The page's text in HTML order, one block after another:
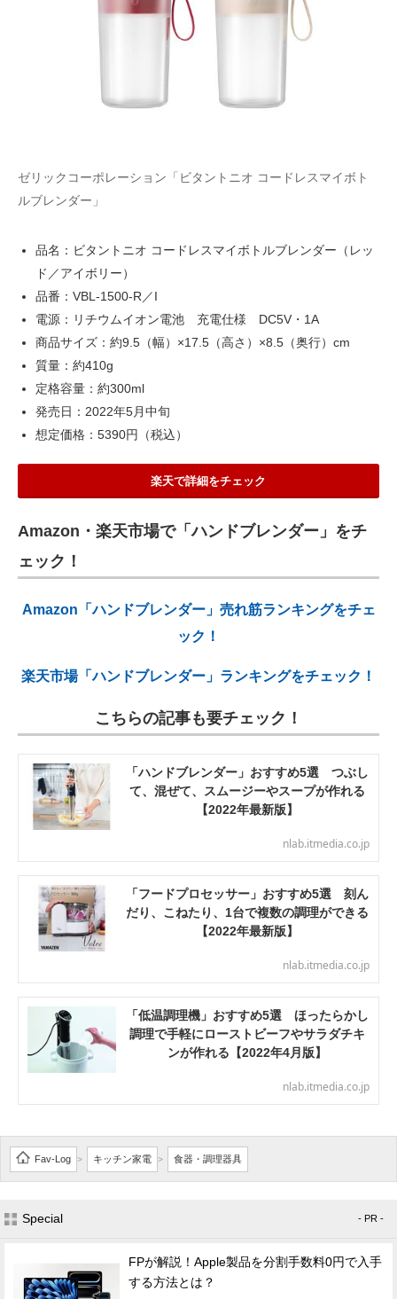
ゼリックコーポレーション「ビタントニオ コードレスマイボト
ルブレンダー」
品名：ビタントニオ コードレスマイボトルブレンダー（レッ
ド／アイボリー）
品番：VBL-1500-R／I
電源：リチウムイオン電池 充電仕様 DC5V・1A
商品サイズ：約9.5（幅）×17.5（高さ）×8.5（奥行）cm
質量：約410g
定格容量：約300ml
発売日：2022年5月中旬
想定価格：5390円（税込）
楽天で詳細をチェック
Amazon・楽天市場で「ハンドブレンダー」をチ
ェック！
Amazon「ハンドブレンダー」売れ筋ランキングをチェ
ック！
楽天市場「ハンドブレンダー」ランキングをチェック！
こちらの記事も要チェック！
「ハンドブレンダー」おすすめ5選 つぶし
て、混ぜて、スムージーやスープが作れる
【2022年最新版】
nlab.itmedia.co.jp
「フードプロセッサー」おすすめ5選 刻ん
だり、こねたり、1台で複数の調理ができる
【2022年最新版】
nlab.itmedia.co.jp
「低温調理機」おすすめ5選 ほったらかし
調理で手軽にローストビーフやサラダチキ
ンが作れる【2022年4月版】
nlab.itmedia.co.jp
Fav-Log > キッチン家電 > 食器・調理器具
Special - PR -
FPが解説！Apple製品を分割手数料0円で入手
する方法とは？